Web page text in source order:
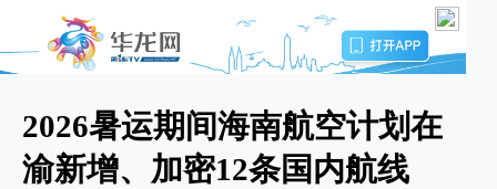
2026暑运期间海南航空计划在
渝新增、加密12条国内航线